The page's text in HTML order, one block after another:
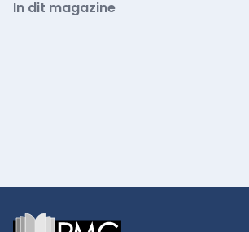
In dit magazine
Footer